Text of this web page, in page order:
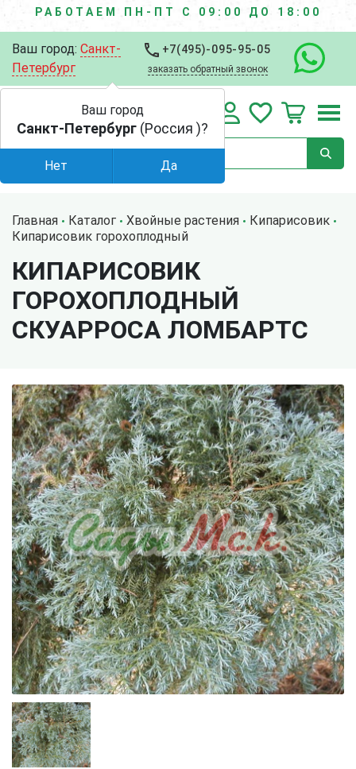
РАБОТАЕМ ПН-ПТ С 09:00 ДО 18:00
Ваш город: Санкт-
Петербург
+7(495)-095-95-05
заказать обратный звонок
Главная Каталог Хвойные растения
Кипарисовик
Кипарисовик горохоплодный
КИПАРИСОВИК
ГОРОХОПЛОДНЫЙ
СКУАРРОСА ЛОМБАРТС
Ваш город
Санкт-Петербург (Россия )?
Нет Да